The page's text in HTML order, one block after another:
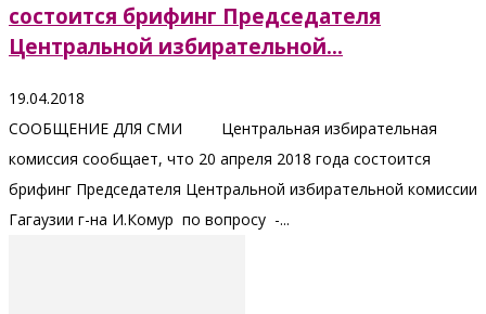
состоится брифинг Председателя
Центральной избирательной...
19.04.2018
СООБЩЕНИЕ ДЛЯ СМИ Центральная избирательная
комиссия сообщает, что 20 апреля 2018 года состоится
брифинг Председателя Центральной избирательной комиссии
Гагаузии г-на И.Комур по вопросу -...